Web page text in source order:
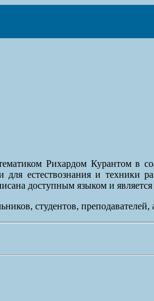
Рихардом Курантом в
естествознания и техники
доступным языком и
студентов,